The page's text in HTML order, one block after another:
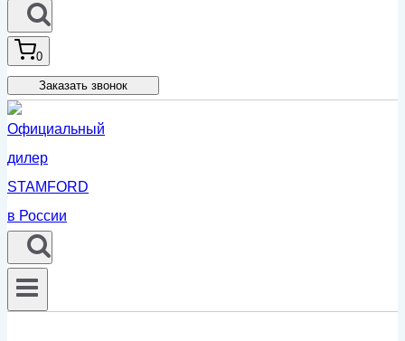
0
Заказать звонок